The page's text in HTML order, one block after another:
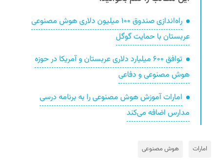
راه‌اندازی صندوق ۱۰۰ میلیون دلاری هوش مصنوعی
عربستان با حمایت گوگل
توافق ۶۰۰ میلیارد دلاری عربستان و آمریکا در حوزه
هوش مصنوعی و دفاعی
امارات آموزش هوش مصنوعی را به برنامه درسی
مدارس اضافه می‌کند
امارات هوش مصنوعی